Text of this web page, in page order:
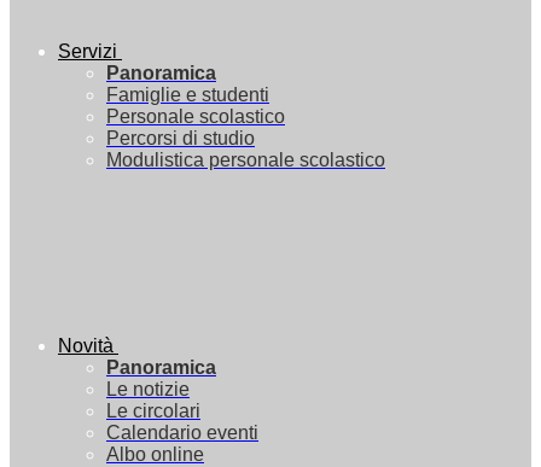
Servizi
Panoramica
Famiglie e studenti
Personale scolastico
Percorsi di studio
Modulistica personale scolastico
Novità
Panoramica
Le notizie
Le circolari
Calendario eventi
Albo online